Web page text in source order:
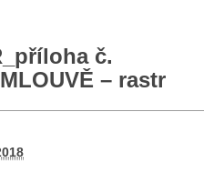
č.
– rastr